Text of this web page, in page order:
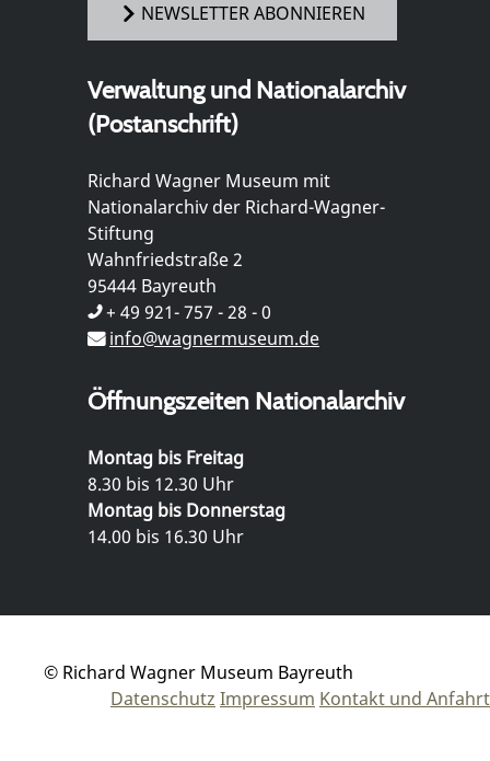
NEWSLETTER ABONNIEREN
Verwaltung und Nationalarchiv
(Postanschrift)
Richard Wagner Museum mit
Nationalarchiv der Richard-Wagner-
Stiftung
Wahnfriedstraße 2
95444 Bayreuth
+ 49 921- 757 - 28 - 0
info@wagnermuseum.de
Öffnungszeiten Nationalarchiv
Montag bis Freitag
8.30 bis 12.30 Uhr
Montag bis Donnerstag
14.00 bis 16.30 Uhr
© Richard Wagner Museum Bayreuth
Datenschutz Impressum Kontakt und Anfahrt